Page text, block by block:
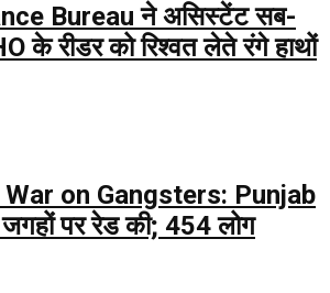
Bureau ने असिस्टेंट सब-
के रीडर को रिश्वत लेते रंगे हाथों
on Gangsters: Punjab
पर रेड की; 454 लोग